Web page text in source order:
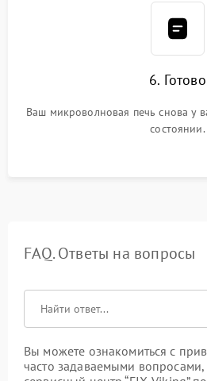
6. Готово
Ваш микроволновая печь снова у
состоянии.
FAQ. Ответы на вопросы
Вы можете ознакомиться с
часто задаваемыми вопросами,